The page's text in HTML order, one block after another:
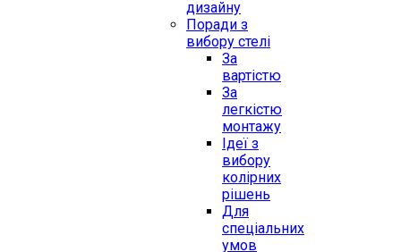
дизайну
Поради з
вибору стелі
За
вартістю
За
легкістю
монтажу
Ідеї з
вибору
колірних
рішень
Для
спеціальних
умов